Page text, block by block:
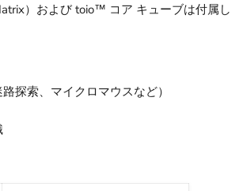
）および toio™ コア キューブは付属し
探索、マイクロマウスなど）